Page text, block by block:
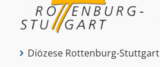
Diözese Rottenburg-Stuttgart